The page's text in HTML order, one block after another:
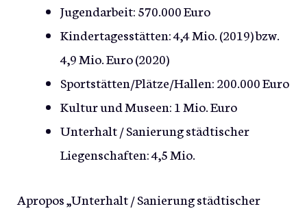
Jugendarbeit: 570.000 Euro
Kindertagesstätten: 4,4 Mio. (2019) bzw.
4,9 Mio. Euro (2020)
Sportstätten/Plätze/Hallen: 200.000 Euro
Kultur und Museen: 1 Mio. Euro
Unterhalt / Sanierung städtischer
Liegenschaften: 4,5 Mio.
Apropos „Unterhalt / Sanierung städtischer